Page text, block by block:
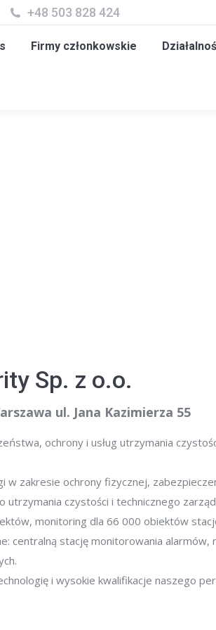
+48 503 828 424
Firmy członkowskie
Sp. z o.o.
ul. Jana Kazimierza 55
ochrony i usług utrzymania
w zakresie ochrony fizycznej,
czystości i technicznego
monitoring dla 66 000 obiektów
centralną stację monitorowania
i wysokie kwalifikacje naszego
członkowskie Działalność